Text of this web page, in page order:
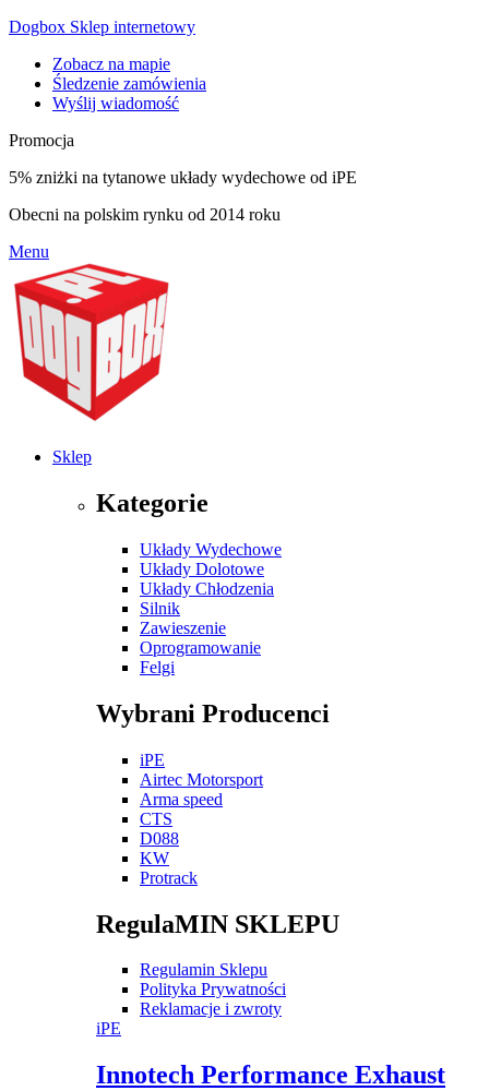
Dogbox Sklep internetowy
Zobacz na mapie
Śledzenie zamówienia
Wyślij wiadomość
Promocja
5% zniżki na tytanowe układy wydechowe od iPE
Obecni na polskim rynku od 2014 roku
Menu
Sklep
Kategorie
Układy Wydechowe
Układy Dolotowe
Układy Chłodzenia
Silnik
Zawieszenie
Oprogramowanie
Felgi
Wybrani Producenci
iPE
Airtec Motorsport
Arma speed
CTS
D088
KW
Protrack
RegulaMIN SKLEPU
Regulamin Sklepu
Polityka Prywatności
Reklamacje i zwroty
iPE
Innotech Performance Exhaust